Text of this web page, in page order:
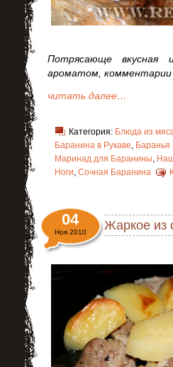
Потрясающе вкусная
ароматом,
читать далее…
Категория: Блюда из
Баранина в Рукаве, Баранья
Маринад для Баранины,
Ноги, Сочная Баранина
Жаркое из
04
Ноя 2010